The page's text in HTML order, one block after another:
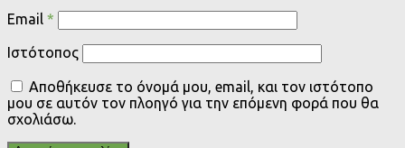
Email *
Ιστότοπος
Αποθήκευσε το όνομά μου, email, και τον ιστότοπο
μου σε αυτόν τον πλοηγό για την επόμενη φορά που θα
σχολιάσω.